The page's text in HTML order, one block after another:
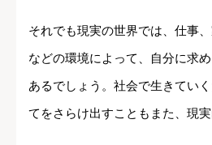
それでも現実の世界では、仕事
などの環境によって、自分に求
あるでしょう。社会で生きてい
てをさらけ出すこともまた、現実